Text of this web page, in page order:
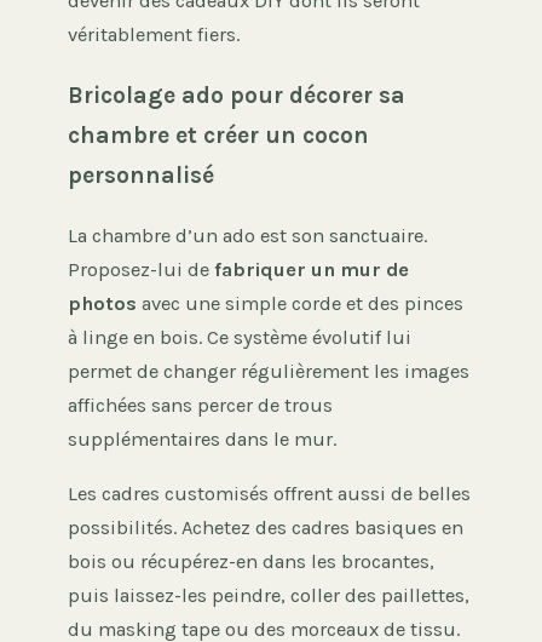
véritablement fiers.
Bricolage ado pour décorer sa
chambre et créer un cocon
personnalisé
La chambre d’un ado est son sanctuaire.
Proposez-lui de fabriquer un mur de
photos avec une simple corde et des pinces
à linge en bois. Ce système évolutif lui
permet de changer régulièrement les images
affichées sans percer de trous
supplémentaires dans le mur.
Les cadres customisés offrent aussi de belles
possibilités. Achetez des cadres basiques en
bois ou récupérez-en dans les brocantes,
puis laissez-les peindre, coller des paillettes,
du masking tape ou des morceaux de tissu.